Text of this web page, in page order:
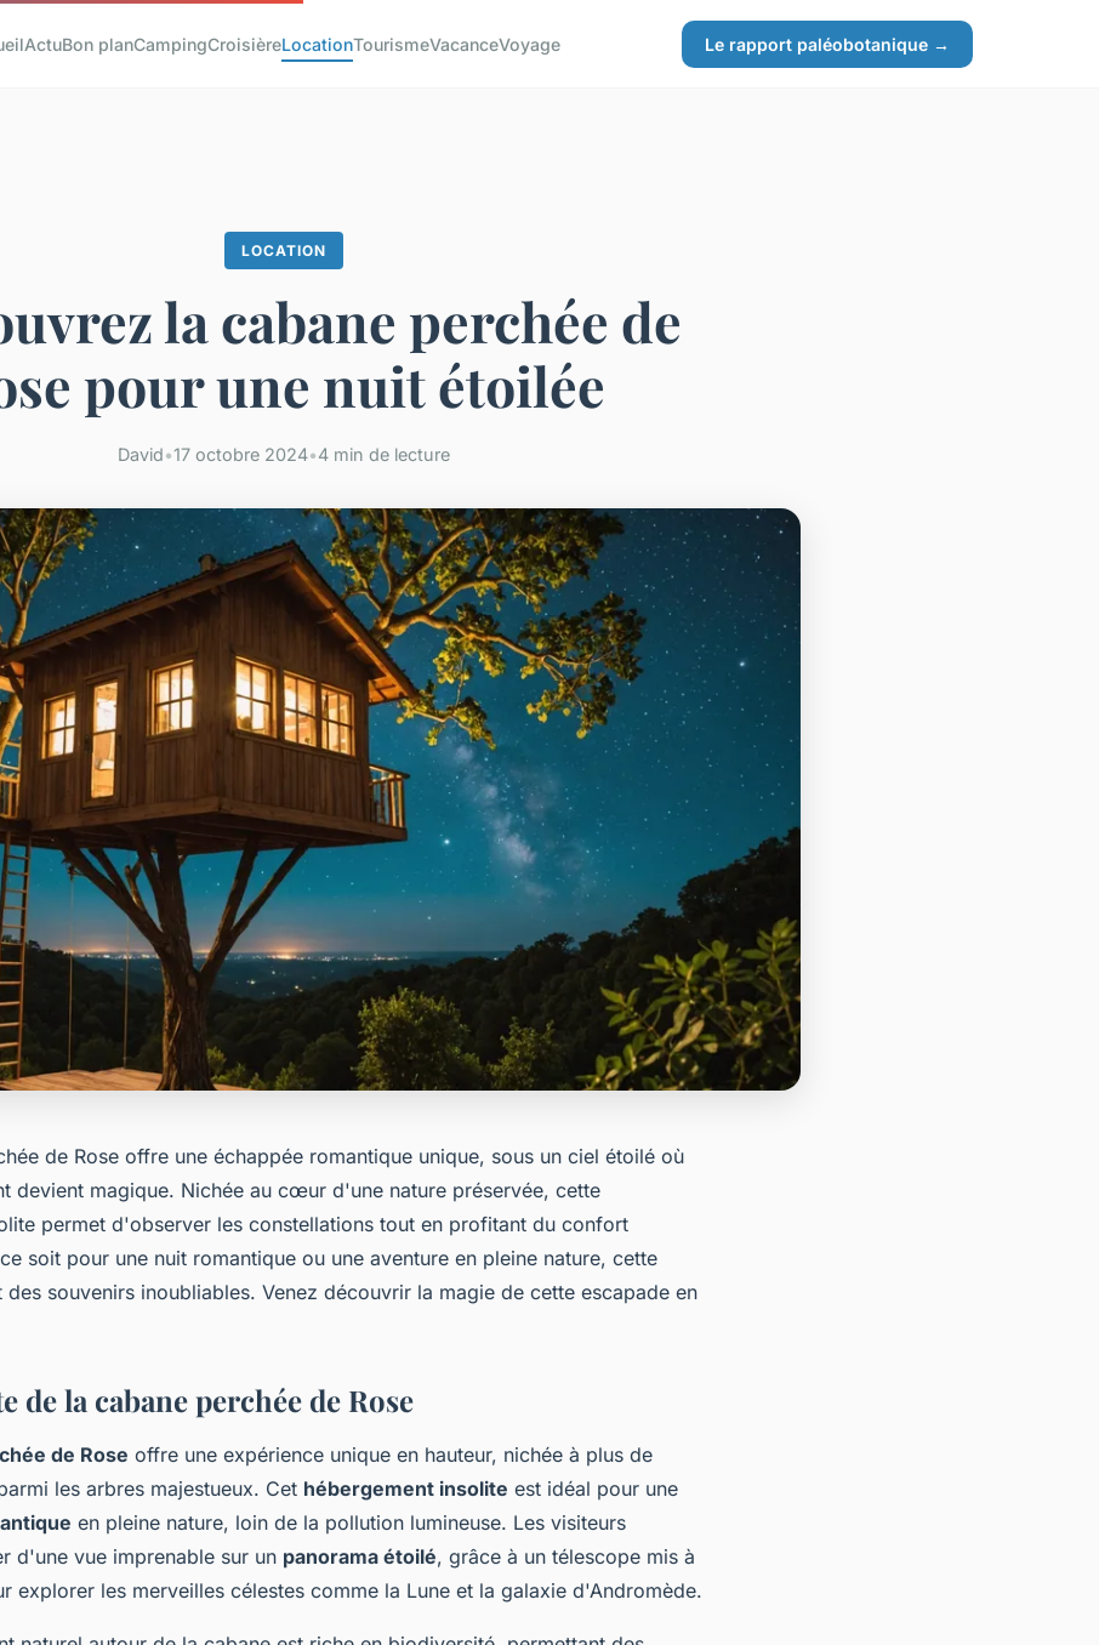
ActuBon planCampingCroisièreLocationTourismeVacanceVoyage Le rapport paléobotanique →
LOCATION
la cabane perchée de
pour une nuit étoilée
David•17 octobre 2024•4 min de lecture
de Rose offre une échappée romantique unique, sous un ciel étoilé où
devient magique. Nichée au cœur d'une nature préservée, cette
permet d'observer les constellations tout en profitant du confort
soit pour une nuit romantique ou une aventure en pleine nature, cette
des souvenirs inoubliables. Venez découvrir la magie de cette escapade en
de la cabane perchée de Rose
de Rose offre une expérience unique en hauteur, nichée à plus de
les arbres majestueux. Cet hébergement insolite est idéal pour une
en pleine nature, loin de la pollution lumineuse. Les visiteurs
d'une vue imprenable sur un panorama étoilé, grâce à un télescope mis à
explorer les merveilles célestes comme la Lune et la galaxie d'Andromède.